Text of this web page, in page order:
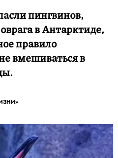
пингвинов,
в Антарктиде,
правило
вмешиваться в